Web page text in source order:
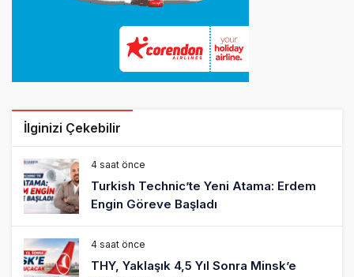
İlginizi Çekebilir
4 saat önce
Turkish Technic’te Yeni Atama: Erdem
Engin Göreve Başladı
4 saat önce
THY, Yaklaşık 4,5 Yıl Sonra Minsk’e